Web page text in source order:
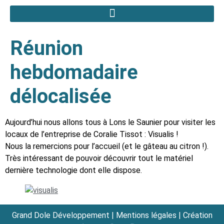
Réunion
hebdomadaire
délocalisée
Aujourd’hui nous allons tous à Lons le Saunier pour visiter les
locaux de l’entreprise de Coralie Tissot : Visualis !
Nous la remercions pour l’accueil (et le gâteau au citron !).
Très intéressant de pouvoir découvrir tout le matériel
dernière technologie dont elle dispose.
Grand Dole Développement | Mentions légales | Création